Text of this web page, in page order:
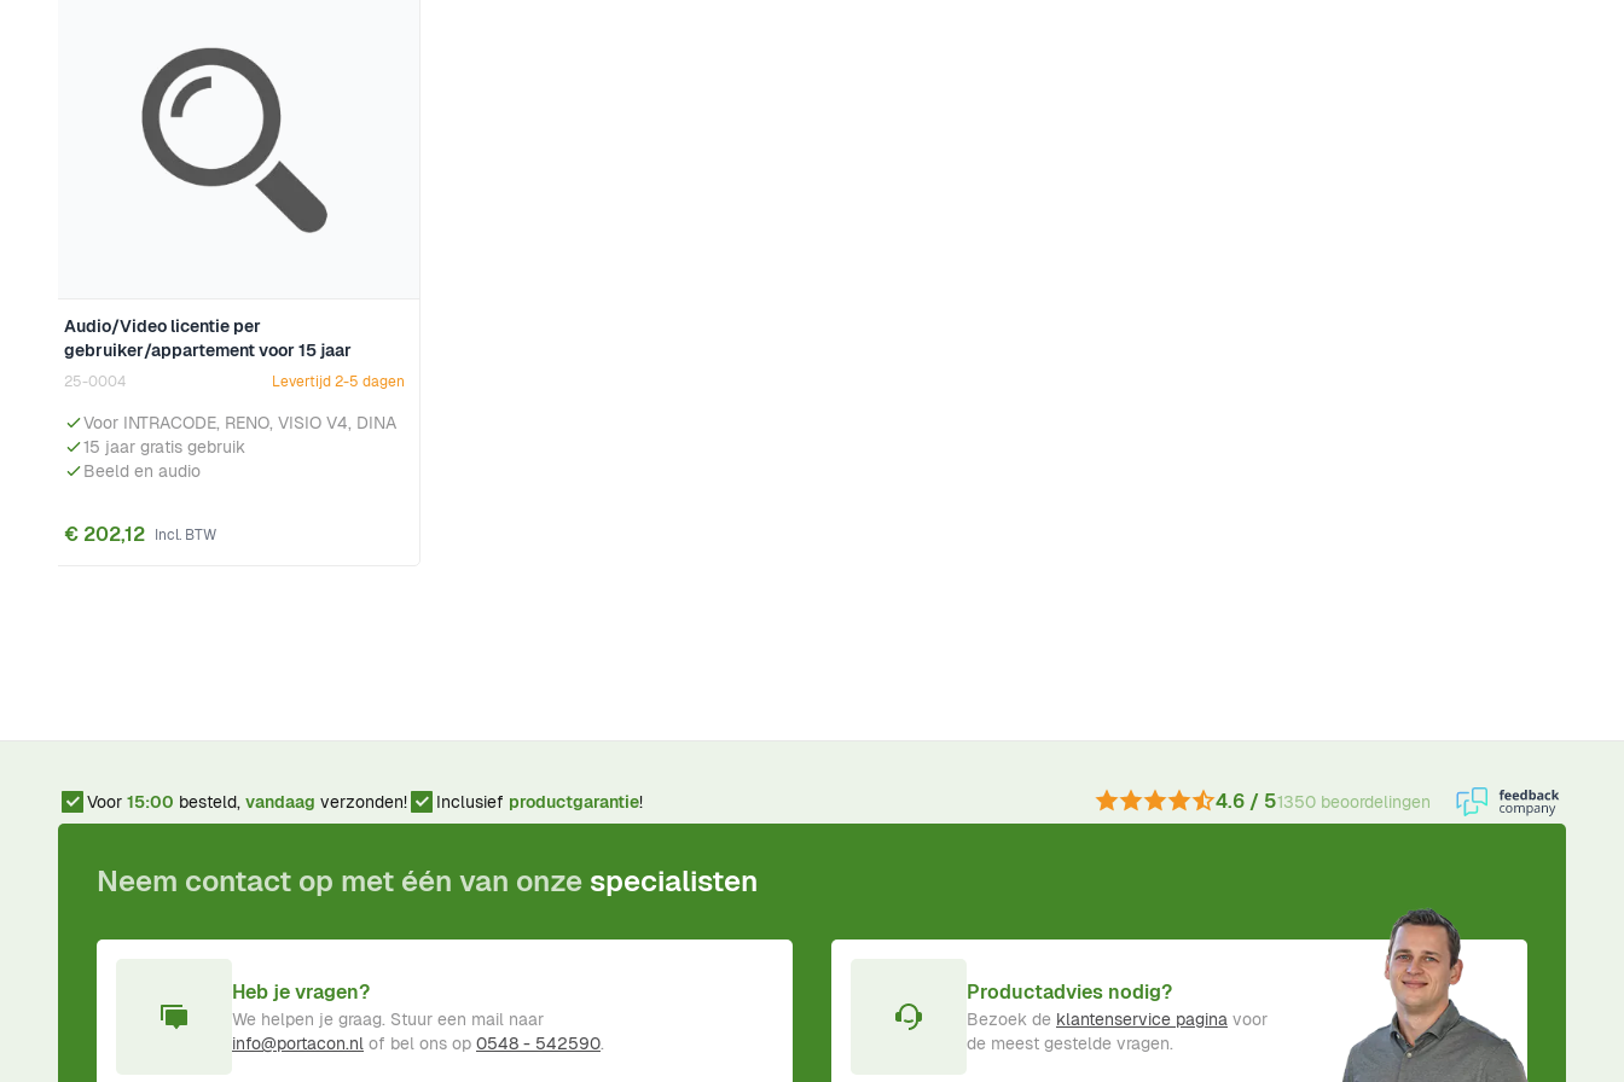
Audio/Video licentie per
gebruiker/appartement voor 15 jaar
25-0004 Levertijd 2-5 dagen
Voor INTRACODE, RENO, VISIO V4, DINA
15 jaar gratis gebruik
Beeld en audio
€ 202,12
Voor 15:00 besteld, vandaag verzonden! Inclusief productgarantie! 4.6 / 51350 beoordelingen
Neem contact op met één van onze specialisten
Heb je vragen?
We helpen je graag. Stuur een mail naar
info@portacon.nl of bel ons op 0548 - 542590.
Productadvies nodig?
Bezoek de klantenservice pagina voor
de meest gestelde vragen.